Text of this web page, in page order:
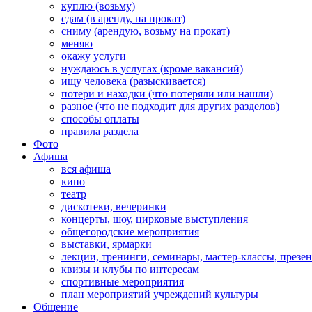
куплю (возьму)
сдам (в аренду, на прокат)
сниму (арендую, возьму на прокат)
меняю
окажу услуги
нуждаюсь в услугах (кроме вакансий)
ищу человека (разыскивается)
потери и находки (что потеряли или нашли)
разное (что не подходит для других разделов)
способы оплаты
правила раздела
Фото
Афиша
вся афиша
кино
театр
дискотеки, вечеринки
концерты, шоу, цирковые выступления
общегородские мероприятия
выставки, ярмарки
лекции, тренинги, семинары, мастер-классы,
квизы и клубы по интересам
спортивные мероприятия
план мероприятий учреждений культуры
Общение